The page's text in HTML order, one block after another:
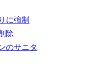
に強制
除
のサニタ